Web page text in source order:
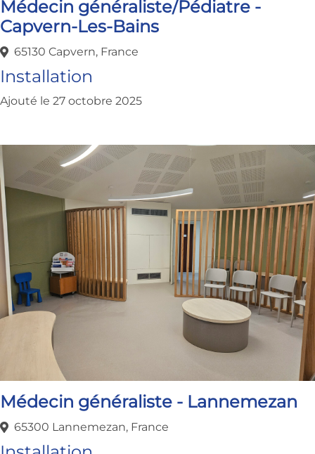
Médecin généraliste/Pédiatre -
Capvern-Les-Bains
65130 Capvern, France
Installation
Ajouté le 27 octobre 2025
Médecin généraliste - Lannemezan
65300 Lannemezan, France